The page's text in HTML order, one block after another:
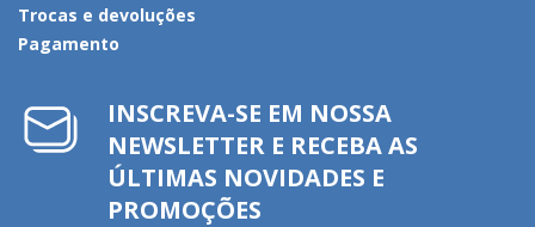
Trocas e devoluções
Pagamento
INSCREVA-SE EM NOSSA
NEWSLETTER E RECEBA AS
ÚLTIMAS NOVIDADES E
PROMOÇÕES